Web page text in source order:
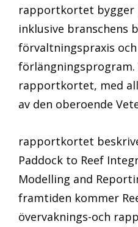
rapportkortet bygger
inklusive branschens
förvaltningspraxis och
rapportkortet, med
av den oberoende
rapportkortet
Paddock to Reef
Modelling and
framtiden kommer
övervaknings-och